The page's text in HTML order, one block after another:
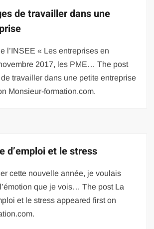
de travailler dans une
l’INSEE « Les entreprises en
2017, les PME… The post
travailler dans une petite entreprise
Monsieur-formation.com.
d’emploi et le stress
cette nouvelle année, je voulais
que je vois… The post La
et le stress appeared first on